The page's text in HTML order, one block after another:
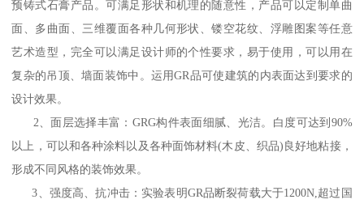
预铸式石膏产品。可满足形状和机理的随意性，产品可以定制单曲
面、多曲面、三维覆面各种几何形状、镂空花纹、浮雕图案等任意
艺术造型，完全可以满足设计师的个性要求，易于使用，可以用在
复杂的吊顶、墙面装饰中。运用GR品可使建筑的内表面达到要求的
设计效果。
2、面层选择丰富：GRG构件表面细腻、光洁。白度可达到90%
以上，可以和各种涂料以及各种面饰材料(木皮、织品)良好地粘接，
形成不同风格的装饰效果。
3、强度高、抗冲击：实验表明GR品断裂荷载大于1200N,超过国